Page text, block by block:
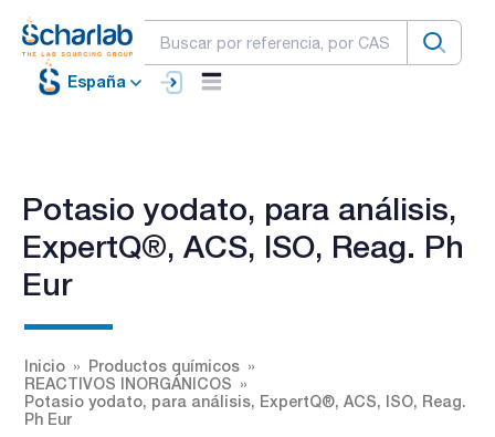
España
Potasio yodato, para análisis,
ExpertQ®, ACS, ISO, Reag. Ph
Eur
Inicio
Productos químicos
REACTIVOS INORGÁNICOS
Potasio yodato, para análisis, ExpertQ®, ACS, ISO, Reag.
Ph Eur